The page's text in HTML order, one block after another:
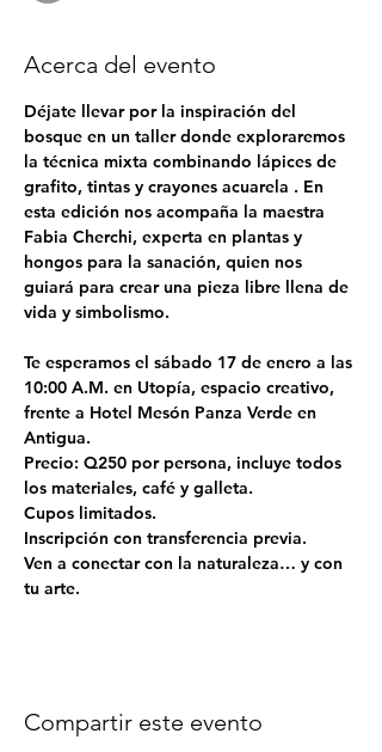
Acerca del evento
Déjate llevar por la inspiración del
bosque en un taller donde exploraremos
la técnica mixta combinando lápices de
grafito, tintas y crayones acuarela . En
esta edición nos acompaña la maestra
Fabia Cherchi, experta en plantas y
hongos para la sanación, quien nos
guiará para crear una pieza libre llena de
vida y simbolismo.
Te esperamos el sábado 17 de enero a las
10:00 A.M. en Utopía, espacio creativo,
frente a Hotel Mesón Panza Verde en
Antigua.
Precio: Q250 por persona, incluye todos
los materiales, café y galleta.
Cupos limitados.
Inscripción con transferencia previa.
Ven a conectar con la naturaleza… y con
tu arte.
Compartir este evento